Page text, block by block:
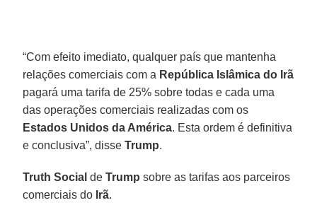
“Com efeito imediato, qualquer país que mantenha
relações comerciais com a República Islâmica do Irã
pagará uma tarifa de 25% sobre todas e cada uma
das operações comerciais realizadas com os
Estados Unidos da América. Esta ordem é definitiva
e conclusiva”, disseTrump.
Truth Social deTrump sobre as tarifas aos parceiros
comerciais do Irã.